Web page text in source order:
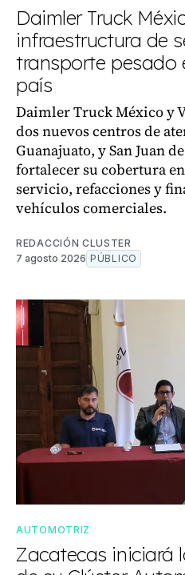
Daimler Truck
infraestructura de
transporte pesado
país
Daimler Truck México y
dos nuevos centros de
Guanajuato, y San Juan
fortalecer su cobertura
servicio, refacciones y
vehículos comerciales.
REDACCIÓN CLUSTER
7 agosto 2026 PÚBLICO
AUTOMOTRIZ
Zacatecas iniciará